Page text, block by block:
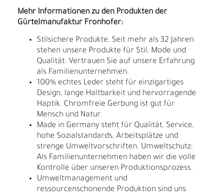
Mehr Informationen zu den Produkten der
Gürtelmanufaktur Fronhofer:
Stilsichere Produkte. Seit mehr als 32 Jahren
stehen unsere Produkte für Stil, Mode und
Qualität. Vertrauen Sie auf unsere Erfahrung
als Familienunternehmen.
100% echtes Leder steht für einzigartiges
Design, lange Haltbarkeit und hervorragende
Haptik. Chromfreie Gerbung ist gut für
Mensch und Natur.
Made in Germany steht für Qualität, Service,
hohe Sozialstandards, Arbeitsplätze und
strenge Umweltvorschriften. Umweltschutz:
Als Familienunternehmen haben wir die volle
Kontrolle über unseren Produktionsprozess.
Umweltmanagement und
ressourcenschonende Produktion sind uns